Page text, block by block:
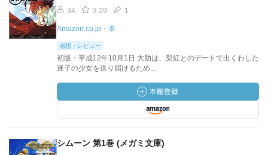
34 3.29 1
Amazon.co.jp・本
感想・レビュー
初版・平成12年10月1日 大助は、梨紅とのデートで出くわした
迷子の少女を送り届けるため...
シムーン 第1巻 (メガミ文庫)